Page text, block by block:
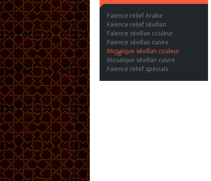
Faïence relief Arabe
Faïence relief sévillan
Faïence sévillan couleur
Faïence sévillan cuivre
Mosaïque sévillan couleur
Mosaïque sévillan cuivre
Faïence relief spécials